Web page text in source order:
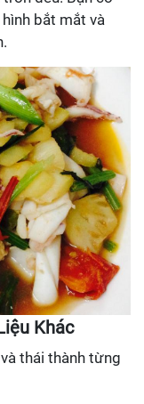
bắt mắt và
Khác
thái thành từng